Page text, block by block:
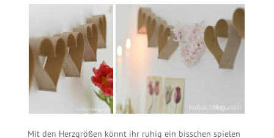
Mit den Herzgrößen könnt ihr ruhig ein bisschen spielen